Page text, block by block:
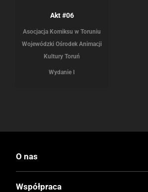
Akt #06
Asocjacja Komiksu w Toruniu
Wojewódzki Ośrodek Animacji
Kultury Toruń
Wydanie I
O nas
Współpraca